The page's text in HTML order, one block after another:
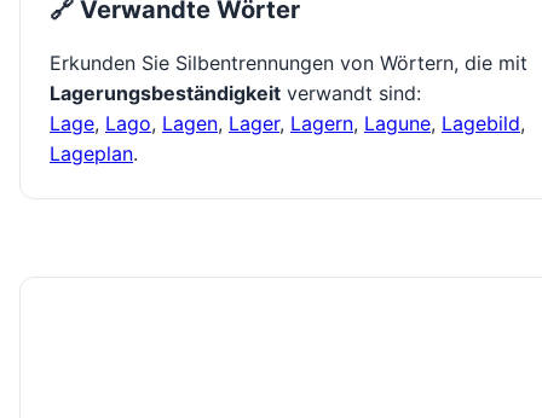
🔗 Verwandte Wörter
Erkunden Sie Silbentrennungen von Wörtern, die mit
Lagerungsbeständigkeit verwandt sind:
Lage, Lago, Lagen, Lager, Lagern, Lagune, Lagebild,
Lageplan.